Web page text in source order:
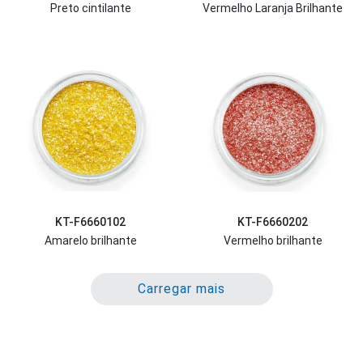
Preto cintilante
Vermelho Laranja Brilhante
KT-F6660102
Amarelo brilhante
KT-F6660202
Vermelho brilhante
Carregar mais